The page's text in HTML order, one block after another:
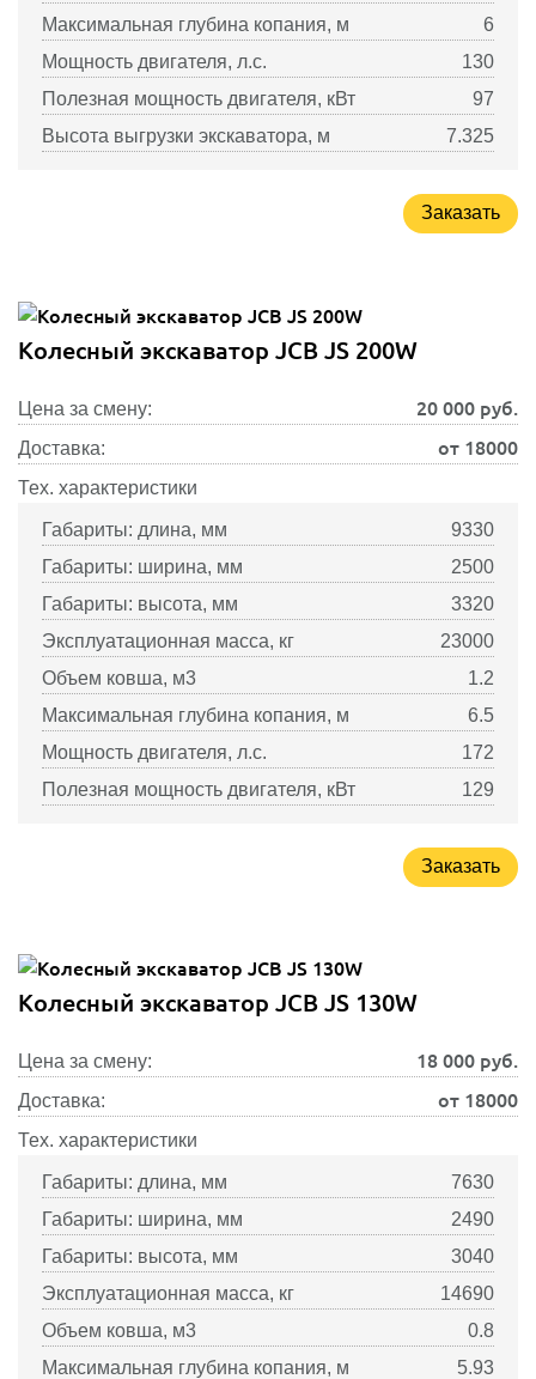
Максимальная глубина копания, м
6
Мощность двигателя, л.с.
130
Полезная мощность двигателя, кВт
97
Высота выгрузки экскаватора, м
7.325
Заказать
Колесный экскаватор JCB JS 200W
Цена за смену: 20 000 руб.
Доставка: от 18000
Тех. характеристики
Габариты: длина, мм
9330
Габариты: ширина, мм
2500
Габариты: высота, мм
3320
Эксплуатационная масса, кг
23000
Объем ковша, м3
1.2
Максимальная глубина копания, м
6.5
Мощность двигателя, л.с.
172
Полезная мощность двигателя, кВт
129
Заказать
Колесный экскаватор JCB JS 130W
Цена за смену: 18 000 руб.
Доставка: от 18000
Тех. характеристики
Габариты: длина, мм
7630
Габариты: ширина, мм
2490
Габариты: высота, мм
3040
Эксплуатационная масса, кг
14690
Объем ковша, м3
0.8
Максимальная глубина копания, м
5.93